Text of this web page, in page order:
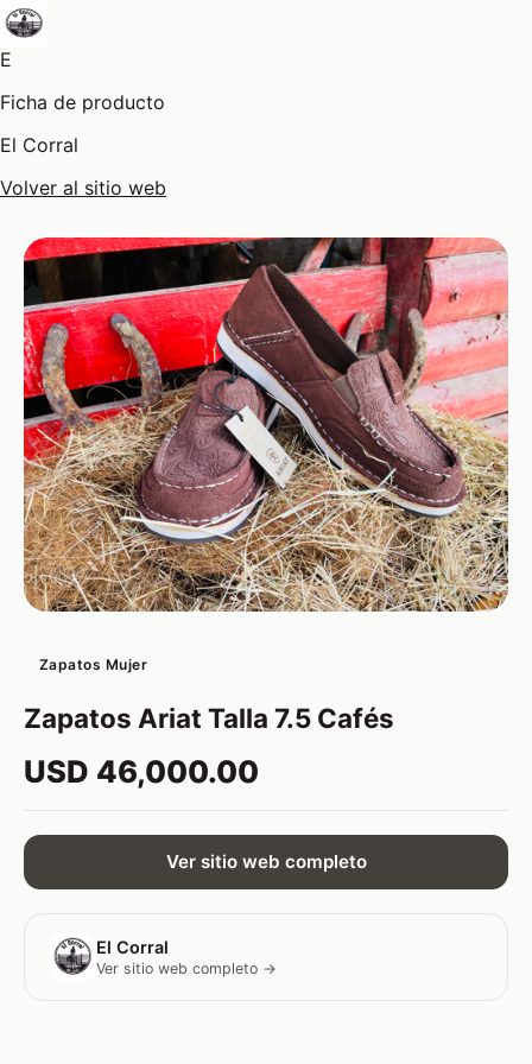
E
Ficha de producto
El Corral
Volver al sitio web
Zapatos Mujer
Zapatos Ariat Talla 7.5 Cafés
USD 46,000.00
Ver sitio web completo
El Corral
Ver sitio web completo →